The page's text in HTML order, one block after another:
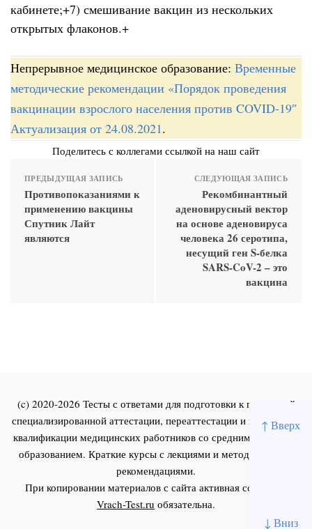
↑ Вверх
↓ Вниз
кабинете;+7) смешивание вакцин из нескольких
открытых флаконов.+
Непрерывное медицинское образование: Временные
методические рекомендации «Порядок проведения
вакцинации взрослого населения против COVID-19″
Актуализация от 24.08.2021.
Поделитесь с коллегами ссылкой на наш сайт
ПРЕДЫДУЩАЯ ЗАПИСЬ
Противопоказаниями к
применению вакцины
Спутник Лайт
являются
СЛЕДУЮЩАЯ ЗАПИСЬ
Рекомбинантный
аденовирусный вектор
на основе аденовируса
человека 26 серотипа,
несущий ген S-белка
SARS-CoV-2 – это
вакцина
(c) 2020-2026 Тесты с ответами для подготовки к первичной
специализированной аттестации, переаттестации и повышения
квалификации медицинских работников со средним и высшим
образованием. Краткие курсы с лекциями и методическими
рекомендациями.
При копировании материалов с сайта активная ссылка на
Vrach-Test.ru обязательна.